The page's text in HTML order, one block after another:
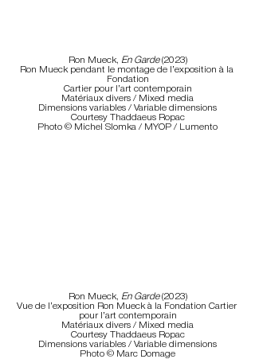
Ron Mueck, En Garde (2023)
Ron Mueck pendant le montage de l’exposition à la
Fondation
Cartier pour l’art contemporain
Matériaux divers / Mixed media
Dimensions variables / Variable dimensions
Courtesy Thaddaeus Ropac
Photo © Michel Slomka / MYOP / Lumento
Ron Mueck, En Garde (2023)
Vue de l’exposition Ron Mueck à la Fondation Cartier
pour l’art contemporain
Matériaux divers / Mixed media
Courtesy Thaddaeus Ropac
Dimensions variables / Variable dimensions
Photo © Marc Domage